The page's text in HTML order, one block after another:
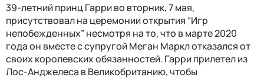
39-летний принц Гарри во вторник, 7 мая,
присутствовал на церемонии открытия “Игр
непобежденных” несмотря на то, что в марте 2020
года он вместе с супругой Меган Маркл отказался от
своих королевских обязанностей. Гарри прилетел из
Лос-Анджелеса в Великобританию, чтобы